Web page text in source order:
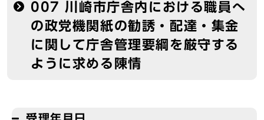
007 川崎市庁舎内における職員へ
の政党機関紙の勧誘・配達・集金
に関して庁舎管理要綱を厳守する
ように求める陳情